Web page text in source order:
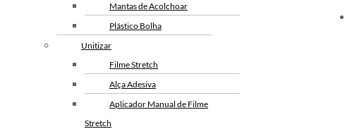
Mantas de Acolchoar
Plástico Bolha
Unitizar
Filme Stretch
Alça Adesiva
Aplicador Manual de Filme
Stretch